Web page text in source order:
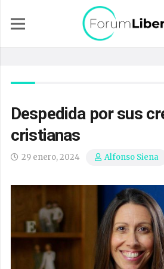
Despedida por sus
cristianas
29 enero, 2024 Alfonso Siena